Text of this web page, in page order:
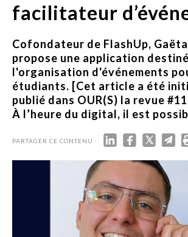
facilitateur
Cofondateur de FlashUp,
propose une application
l'organisation d'événements
étudiants. [Cet article a été
publié dans OUR(S) la revue
À l’heure du digital, il est
PARTAGER CE CONTENU :